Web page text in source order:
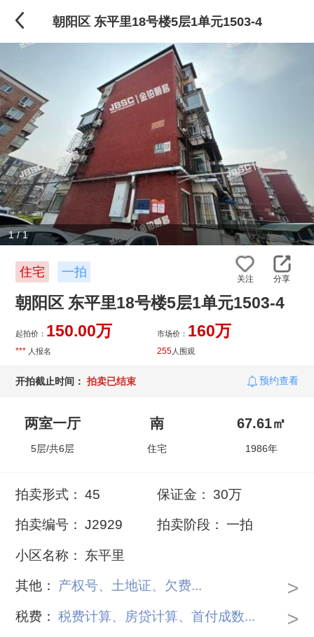
朝阳区 东平里18号楼5层1单元1503-4
1/1
住宅 一拍 关注 分享
朝阳区 东平里18号楼5层1单元1503-4
起拍价： 150.00万 市场价： 160万
*** 人报名 255 人围观
开拍截止时间： 拍卖已结束 预约查看
两室一厅
5层/共6层
南
住宅
67.61㎡
1986年
拍卖形式： 45 保证金： 30万
拍卖编号： J2929 拍卖阶段： 一拍
小区名称： 东平里
其他： 产权号、土地证、欠费... >
税费： 税费计算、房贷计算、首付成数... >